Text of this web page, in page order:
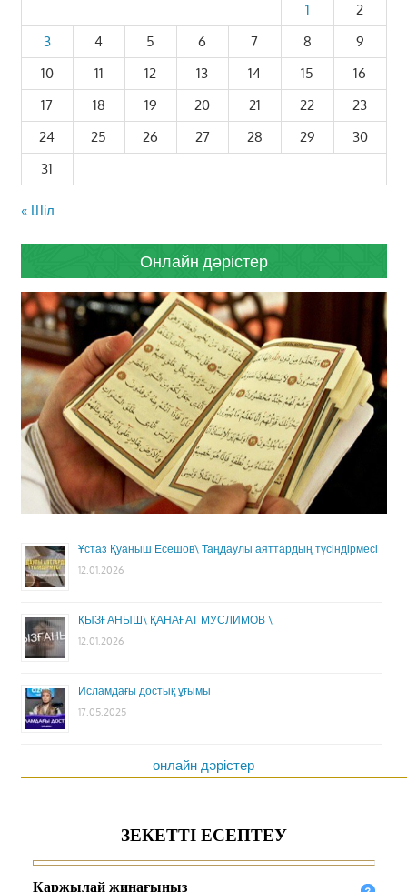
1
2
3
4 5 6 7 8
9
10
11 12 13 14 15
16
17
18 19 20 21 22
23
24
25 26 27 28 29
30
31
« Шіл
Онлайн дәрістер
Ұстаз Қуаныш Есешов\ Таңдаулы аяттардың түсіндірмесі
12.01.2026
ҚЫЗҒАНЫШ\ ҚАНАҒАТ МУСЛИМОВ \
12.01.2026
Исламдағы достық ұғымы
17.05.2025
онлайн дәрістер